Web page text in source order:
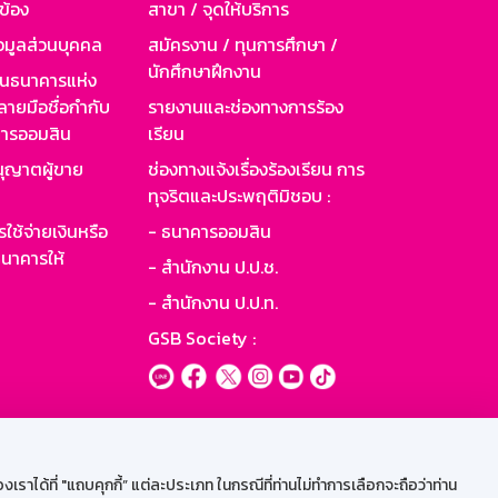
ได้ที่ "แถบคุกกี้” แต่ละประเภท ในกรณีที่ท่านไม่ทำการเลือกจะถือว่าท่าน
อง
มูลส่วนบุคคล
นาคารแห่ง
ายมือชื่อกำกับ
รออมสิน
ญาตผู้ขาย
ช้จ่ายเงินหรือ
คารให้
สาขา / จุดให้บริการ
สมัครงาน / ทุนการศึกษา /
นักศึกษาฝึกงาน
รายงานและช่องทางการร้อง
เรียน
ช่องทางแจ้งเรื่องร้องเรียน การ
ทุจริตและประพฤติมิชอบ :
- ธนาคารออมสิน
- สำนักงาน ป.ป.ช.
- สำนักงาน ป.ป.ท.
GSB Society :